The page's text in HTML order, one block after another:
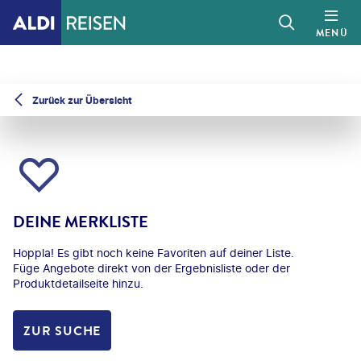
MENÜ
Zurück zur Übersicht
DEINE MERKLISTE
Hoppla! Es gibt noch keine Favoriten auf deiner Liste.
Füge Angebote direkt von der Ergebnisliste oder der
Produktdetailseite hinzu.
ZUR SUCHE